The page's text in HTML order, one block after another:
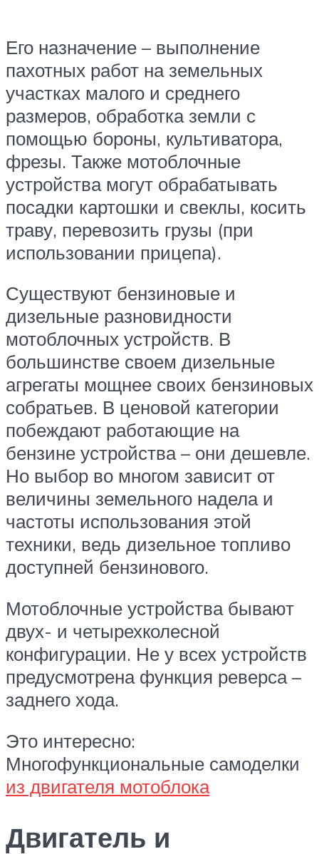
Его назначение – выполнение
пахотных работ на земельных
участках малого и среднего
размеров, обработка земли с
помощью бороны, культиватора,
фрезы. Также мотоблочные
устройства могут обрабатывать
посадки картошки и свеклы, косить
траву, перевозить грузы (при
использовании прицепа).
Существуют бензиновые и
дизельные разновидности
мотоблочных устройств. В
большинстве своем дизельные
агрегаты мощнее своих бензиновых
собратьев. В ценовой категории
побеждают работающие на
бензине устройства – они дешевле.
Но выбор во многом зависит от
величины земельного надела и
частоты использования этой
техники, ведь дизельное топливо
доступней бензинового.
Мотоблочные устройства бывают
двух- и четырехколесной
конфигурации. Не у всех устройств
предусмотрена функция реверса –
заднего хода.
Это интересно:
Многофункциональные самоделки
из двигателя мотоблока
Двигатель и